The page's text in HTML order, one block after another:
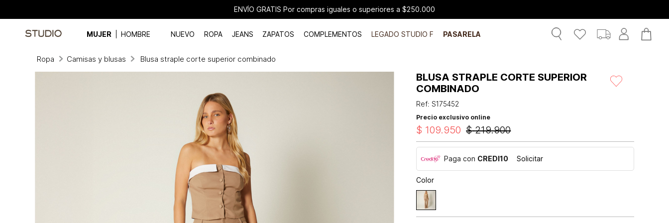
ENVÍO GRATIS Por compras iguales o superiores a $250.000
MUJER HOMBRE NUEVO ROPA JEANS ZAPATOS COMPLEMENTOS LEGADO STUDIO F PASARELA
Ropa Camisas y blusas Blusa straple corte superior combinado
BLUSA STRAPLE CORTE SUPERIOR
COMBINADO
Ref:S175452
Precio exclusivo online
$ 219.900
$ 109.950
Paga con CREDI10 Solicitar
Color